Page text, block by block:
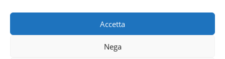
Accetta
Nega
COOKIE
POLICY
PRIVACY